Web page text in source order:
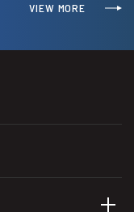
VIEW MORE